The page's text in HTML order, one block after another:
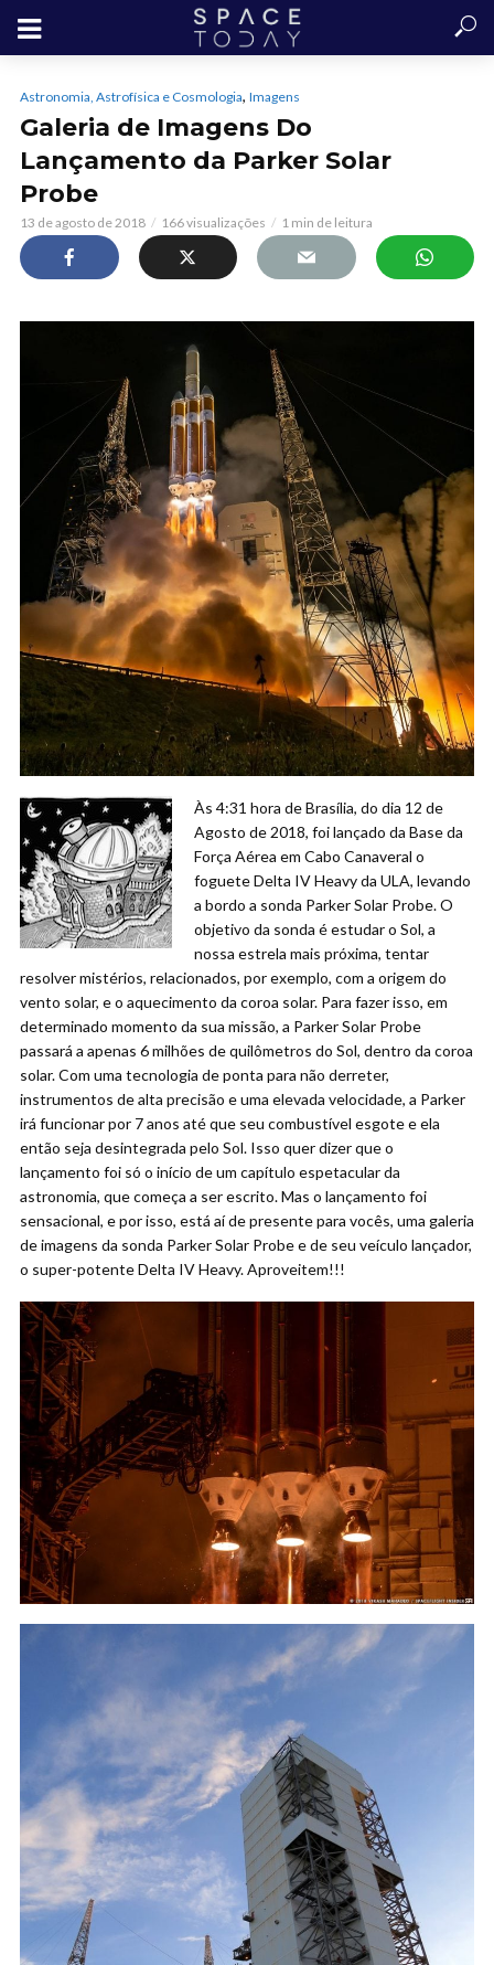
Astronomia, Astrofísica e Cosmologia, Imagens
Galeria de Imagens Do
Lançamento da Parker Solar
Probe
13 de agosto de 2018 166 visualizações 1 min de leitura
Às 4:31 hora de Brasília, do dia 12 de
Agosto de 2018, foi lançado da Base da
Força Aérea em Cabo Canaveral o
foguete Delta IV Heavy da ULA, levando
a bordo a sonda Parker Solar Probe. O
objetivo da sonda é estudar o Sol, a
nossa estrela mais próxima, tentar
resolver mistérios, relacionados, por exemplo, com a origem do
vento solar, e o aquecimento da coroa solar. Para fazer isso, em
determinado momento da sua missão, a Parker Solar Probe
passará a apenas 6 milhões de quilômetros do Sol, dentro da coroa
solar. Com uma tecnologia de ponta para não derreter,
instrumentos de alta precisão e uma elevada velocidade, a Parker
irá funcionar por 7 anos até que seu combustível esgote e ela
então seja desintegrada pelo Sol. Isso quer dizer que o
lançamento foi só o início de um capítulo espetacular da
astronomia, que começa a ser escrito. Mas o lançamento foi
sensacional, e por isso, está aí de presente para vocês, uma galeria
de imagens da sonda Parker Solar Probe e de seu veículo lançador,
o super-potente Delta IV Heavy. Aproveitem!!!